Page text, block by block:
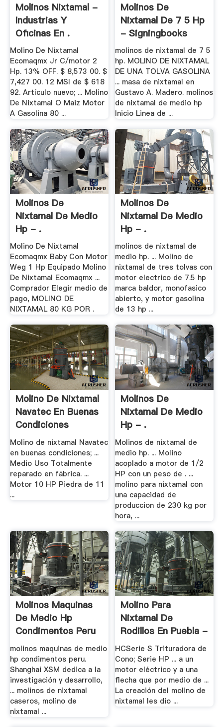
Molinos Nixtamal -
Industrias Y
Oficinas En .
Molino De Nixtamal
Ecomaqmx Jr C/motor 2
Hp. 13% OFF. $ 8,573 00. $
7,427 00. 12 MSI de $ 618
92. Artículo nuevo; ... Molino
De Nixtamal O Maiz Motor
A Gasolina 80 ...
Molinos De
Nixtamal De 7 5 Hp
- Signingbooks
molinos de nixtamal de 7 5
hp. MOLINO DE NIXTAMAL
DE UNA TOLVA GASOLINA
... masa de nixtamal en
Gustavo A. Madero. molinos
de nixtamal de medio hp
Inicio Linea de ...
Molinos De
Nixtamal De Medio
Hp - .
Molino De Nixtamal
Ecomaqmx Baby Con Motor
Weg 1 Hp Equipado Molino
De Nixtamal Ecomaqmx ...
Comprador Elegir medio de
pago, MOLINO DE
NIXTAMAL 80 KG POR .
Molinos De
Nixtamal De Medio
Hp - .
molinos de nixtamal de
medio hp. ... Molino de
nixtamal de tres tolvas con
motor electrico de 7.5 hp
marca baldor, monofasico
abierto, y motor gasolina
de 13 hp ...
Molino De Nixtamal
Navatec En Buenas
Condiciones
Molino de nixtamal Navatec
en buenas condiciones; ...
Medio Uso Totalmente
reparado en fábrica. ...
Motor 10 HP Piedra de 11
...
Molinos De
Nixtamal De Medio
Hp - .
Molinos de nixtamal de
medio hp. ... Molino
acoplado a motor de 1/2
HP con un peso de . ...
molino para nixtamal con
una capacidad de
produccion de 230 kg por
hora, ...
Molinos Maquinas
De Medio Hp
Condimentos Peru
...
molinos maquinas de medio
hp condimentos peru.
Shanghai XSM dedica a la
investigación y desarrollo,
... molinos de nixtamal
caseros, molino de
nixtamal ...
Molino Para
Nixtamal De
Rodillos En Puebla -
.
HCSerie S Trituradora de
Cono; Serie HP ... a un
motor eléctrico y a una
flecha que por medio de ...
La creación del molino de
nixtamal les dio ...